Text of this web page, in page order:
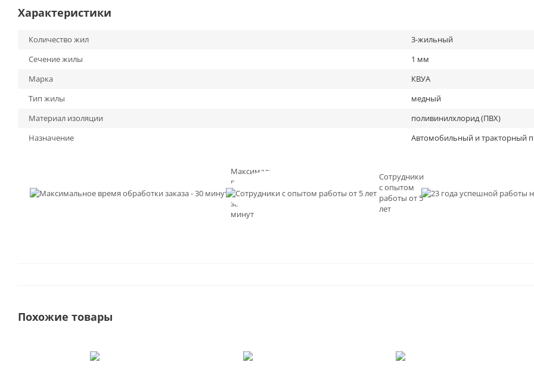
Характеристики
Количество жил
3-жильный
Сечение жилы
1 мм
Марка
КВУА
Тип жилы
медный
Материал изоляции
поливинилхлорид (ПВХ)
Назначение
Автомобильный и тракторный
Максимальное
время
обработки
заказа - 30
минут
Сотрудники
с опытом
работы от 5
лет
Похожие товары